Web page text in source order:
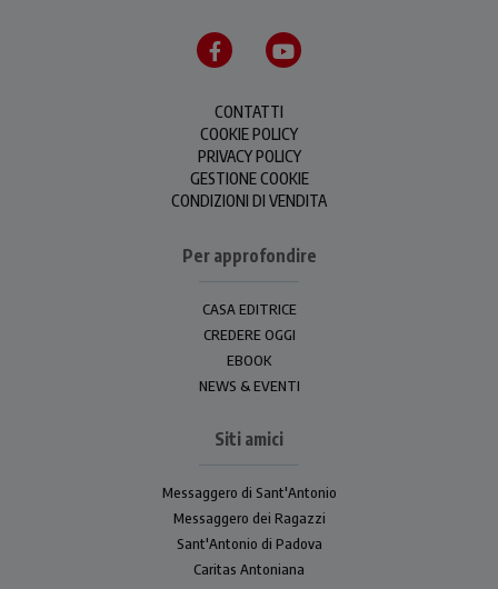
CONTATTI
COOKIE POLICY
PRIVACY POLICY
GESTIONE COOKIE
CONDIZIONI DI VENDITA
Per approfondire
CASA EDITRICE
CREDERE OGGI
EBOOK
NEWS & EVENTI
Siti amici
Messaggero di Sant'Antonio
Messaggero dei Ragazzi
Sant'Antonio di Padova
Caritas Antoniana